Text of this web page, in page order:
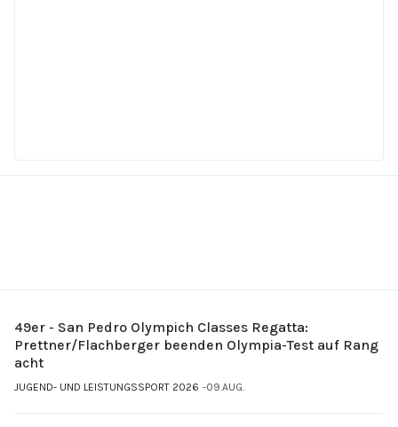
49er - San Pedro Olympich Classes Regatta:
Prettner/Flachberger beenden Olympia-Test auf Rang
acht
JUGEND- UND LEISTUNGSSPORT 2026 09.AUG.